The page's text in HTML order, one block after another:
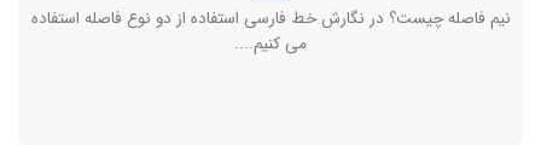
نیم فاصله چیست؟ در نگارش خط فارسی استفاده از دو نوع فاصله استفاده
می کنیم....